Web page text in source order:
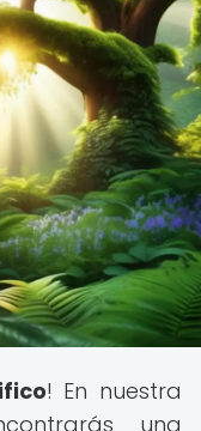
! En nuestra
una